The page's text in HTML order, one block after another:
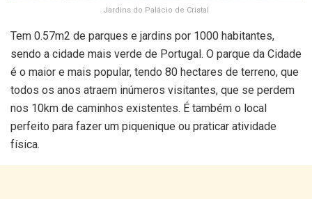
Jardins do Palácio de Cristal
Tem 0.57m2 de parques e jardins por 1000 habitantes,
sendo a cidade mais verde de Portugal. O parque da Cidade
é o maior e mais popular, tendo 80 hectares de terreno, que
todos os anos atraem inúmeros visitantes, que se perdem
nos 10km de caminhos existentes. É também o local
perfeito para fazer um piquenique ou praticar atividade
física.